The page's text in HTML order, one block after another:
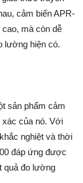
cảm biến APR-
mà còn dễ
lường hiện có.
sản phẩm cảm
xác của nó. Với
nghiệt và thời
đáp ứng được
quả đo lường